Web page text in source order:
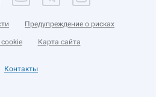
Предупреждение о рисках
Карта сайта
Контакты